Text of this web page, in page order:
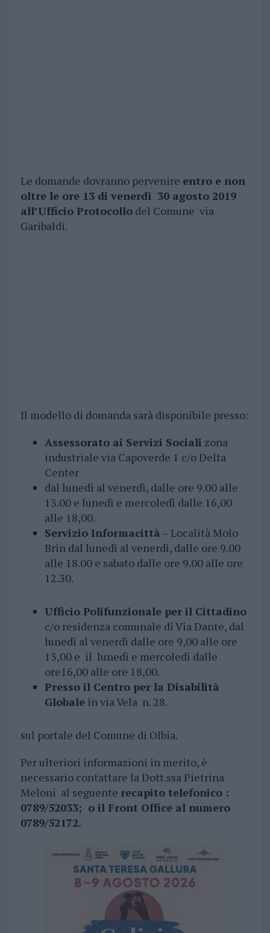
Le domande dovranno pervenire entro e non
oltre le ore 13 di venerdì 30 agosto 2019
all’Ufficio Protocollodel Comune via
Garibaldi.
Il modello di domanda sarà disponibile presso:
Assessorato ai Servizi Sociali zona
industriale via Capoverde 1 c/o Delta
Center
dal lunedì al venerdì, dalle ore 9.00 alle
13.00 e lunedì e mercoledì dalle 16,00
alle 18,00.
Servizio Informacittà – Località Molo
Brin dal lunedì al venerdì, dalle ore 9.00
alle 18.00 e sabato dalle ore 9.00 alle ore
12.30.
Ufficio Polifunzionale per il Cittadino
c/o residenza comunale di Via Dante, dal
lunedì al venerdì dalle ore 9,00 alle ore
13,00 e il lunedì e mercoledì dalle
ore16,00 alle ore 18,00.
Presso il Centro per la Disabilità
Globalein via Vela n. 28.
sul portale del Comune di Olbia.
Per ulteriori informazioni in merito, è
necessario contattare la Dott.ssa Pietrina
Meloni al seguente recapito telefonico :
0789/52033; o il Front Office al numero
0789/52172.